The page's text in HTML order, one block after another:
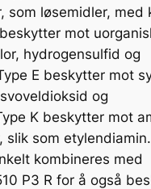
som løsemidler, med
mot
hydrogensulfid og
E beskytter mot
og
K beskytter mot
slik som etylendiamin.
kombineres med
P3 R for å også